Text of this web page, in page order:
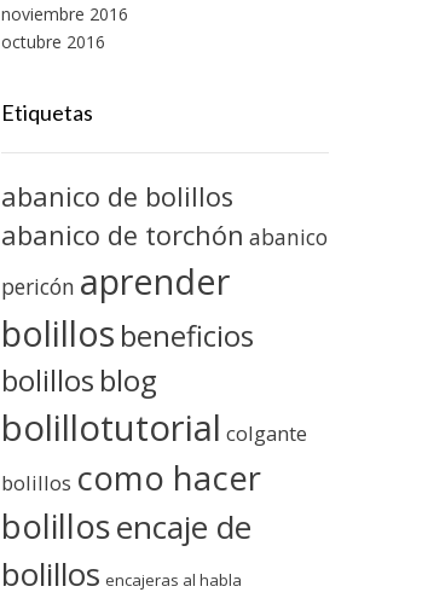
noviembre 2016
octubre 2016
Etiquetas
abanico de bolillos
abanico de torchón abanico
pericón aprender
bolillos beneficios
bolillos blog
bolillotutorial colgante
bolillos como hacer
bolillosencaje de
bolillos encajeras al habla